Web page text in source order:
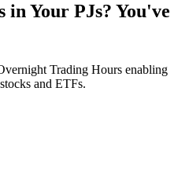
Your PJs? You've
Trading Hours enabling
and ETFs.